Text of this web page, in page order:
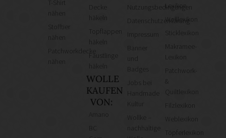
T-Shirt
Stofftier
Patchworkdecke
häkeln
Topflappen
häkeln
Fäustlinge
häkeln
WOLLE
KAUFEN
VON:
Nutzungsbedingungen
Datenschutzerklärung
Kultur
Wollke –
nachhaltige
Lexikon
Wolllexikon
Sticklexikon
Makramee-
Lexikon
Patchwork-
&
Quiltlexikon
Weblexikon
Töpferlexikon